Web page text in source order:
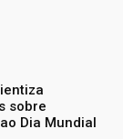
sobre
Dia Mundial